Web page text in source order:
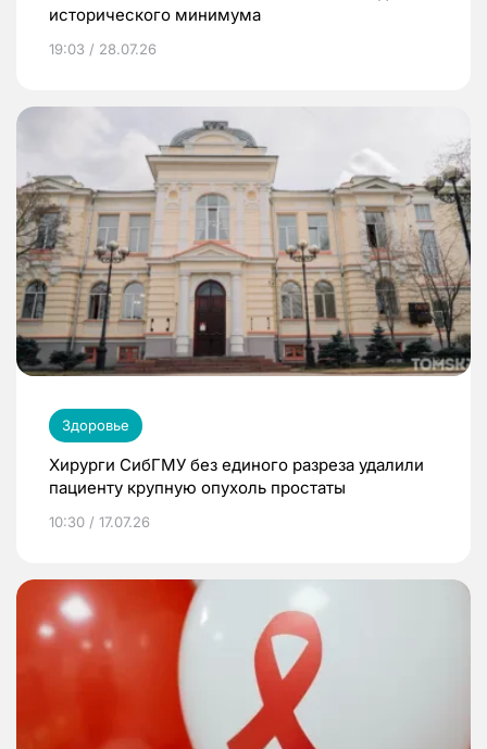
исторического минимума
19:03 / 28.07.26
Здоровье
Хирурги СибГМУ без единого разреза удалили
пациенту крупную опухоль простаты
10:30 / 17.07.26